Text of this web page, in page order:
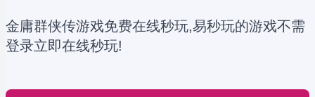
金庸群侠传游戏免费在线秒玩,易秒玩的游戏不需
登录立即在线秒玩!